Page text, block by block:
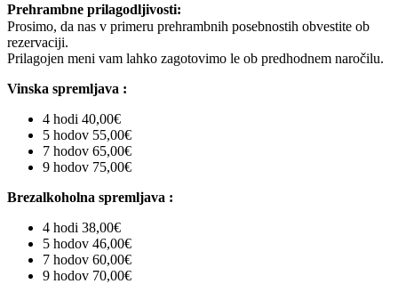
Prehrambne prilagodljivosti:
Prosimo, da nas v primeru prehrambnih posebnostih obvestite ob
rezervaciji.
Prilagojen meni vam lahko zagotovimo le ob predhodnem naročilu.
Vinska spremljava :
4 hodi 40,00€
5 hodov 55,00€
7 hodov 65,00€
9 hodov 75,00€
Brezalkoholna spremljava :
4 hodi 38,00€
5 hodov 46,00€
7 hodov 60,00€
9 hodov 70,00€